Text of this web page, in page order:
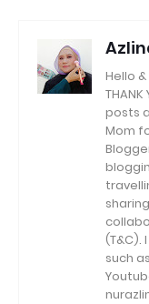
Hello
posts
Mom
(T&C).
such